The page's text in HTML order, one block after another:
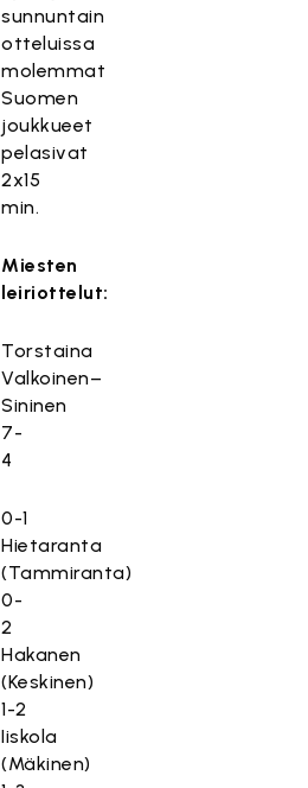
sunnuntain
otteluissa
molemmat
Suomen
joukkueet
pelasivat
2x15
min.
Miesten
leiriottelut:
Torstaina
Valkoinen–
Sininen
7-
4
0-1
Hietaranta
(Tammiranta)
0-
2
Hakanen
(Keskinen)
1-2
Iiskola
(Mäkinen)